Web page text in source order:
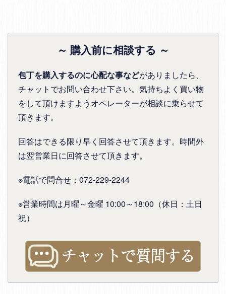
～ 購入前に相談する ～
包丁を購入するのに心配な事などがありましたら、
チャットでお問い合わせ下さい。気持ちよく買い物
をして頂けますようオペレーターが相談に乗らせて
頂きます。
回答はできる限り早く回答させて頂きます。時間外
は翌営業日に回答させて頂きます。
※電話で問合せ：072-229-2244
※営業時間は月曜～金曜 10:00～18:00（休日：土日
祝）